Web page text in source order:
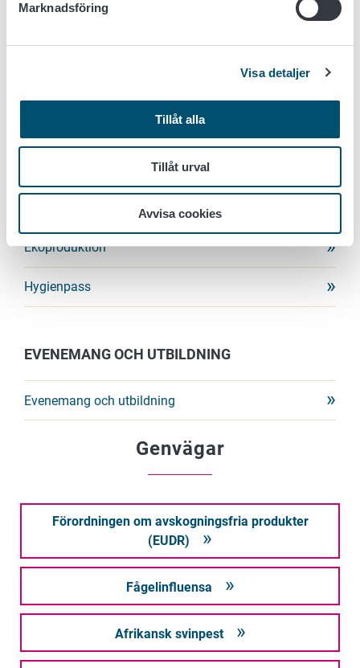
Marknadsföring
Visa detaljer
Tillåt alla
Tillåt urval
Avvisa cookies
25.6.2026 Blogg: Från prestation till resultat: kunde en ny modell för jordbrukarstöd belöna framgång i stället för att fokusera på att datum följs?
Hälsofrämjande kost
Ekoproduktion
Hygienpass
EVENEMANG OCH UTBILDNING
Evenemang och utbildning
Genvägar
Förordningen om avskogningsfria produkter
(EUDR)
Fågelinfluensa
Afrikansk svinpest